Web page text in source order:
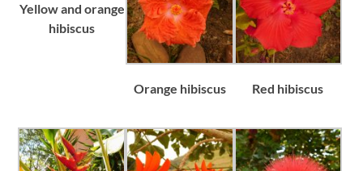
Yellow and orange
hibiscus
Orange hibiscus Red hibiscus